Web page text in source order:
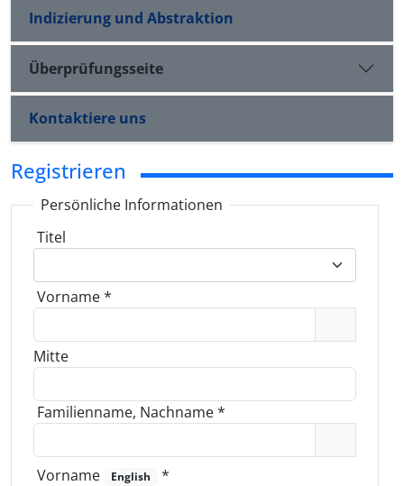
Indizierung und Abstraktion
Überprüfungsseite
Kontaktiere uns
Registrieren
Persönliche Informationen
Titel
Vorname*
Mitte
Familienname, Nachname*
Vorname English *